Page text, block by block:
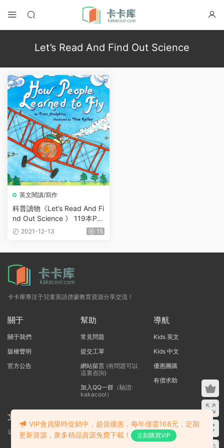
Let’s Read And Find Out Science
英文閱讀/寫作
科普讀物《Let’s Read And Fi
nd Out Science 》 119本PD
F + MP3
2021-12-13 15
卡卡庫專注于兒童英語啓蒙教育資源分享交流！
關于
關于我們
版權聲明
官方公告
幫助
常見問題
提交工單
網站留言(有問題可以
這裏咨詢)
加入QQ一群（驗證:
kakacool）
導航
Kids 英文
Kids 中文
優惠團購
有償求助
文本标題
這裏輸入代碼
VIP會員限時促銷中，超值優惠，每年僅需168元，定期
更新資源，衆多精品資源免費下載！
立刻購買VIP